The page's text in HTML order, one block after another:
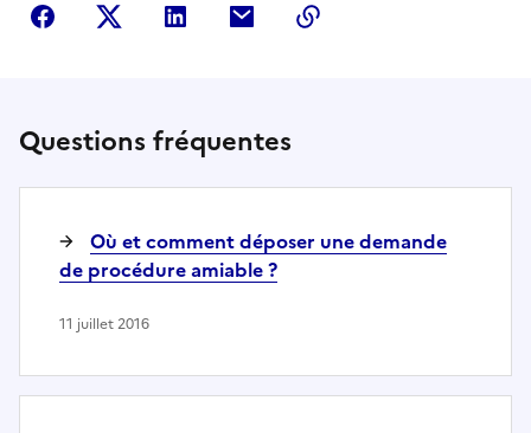
Partager sur Facebook
Partager sur Twitter
Partager sur LinkedIn
Partager par courriel
Questions fréquentes
Où et comment déposer une demande
de procédure amiable ?
11 juillet 2016